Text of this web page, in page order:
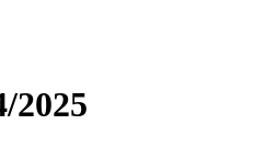
2025